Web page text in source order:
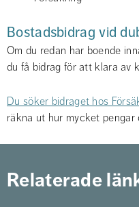
Bostadsbidrag vid
Om du redan har boende
du få bidrag för att klara av
Du söker bidraget hos
räkna ut hur mycket pengar
Relaterade